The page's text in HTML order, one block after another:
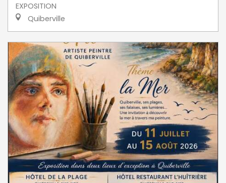
EXPOSITION
Quiberville